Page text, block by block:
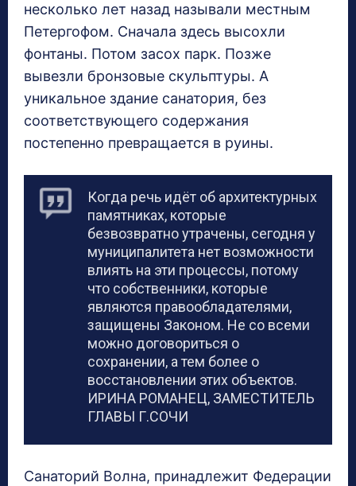
несколько лет назад называли местным
Петергофом. Сначала здесь высохли
фонтаны. Потом засох парк. Позже
вывезли бронзовые скульптуры. А
уникальное здание санатория, без
соответствующего содержания
постепенно превращается в руины.
Когда речь идёт об архитектурных
памятниках, которые
безвозвратно утрачены, сегодня у
муниципалитета нет возможности
влиять на эти процессы, потому
что собственники, которые
являются правообладателями,
защищены Законом. Не со всеми
можно договориться о
сохранении, а тем более о
восстановлении этих объектов.
ИРИНА РОМАНЕЦ, ЗАМЕСТИТЕЛЬ
ГЛАВЫ Г.СОЧИ
Санаторий Волна, принадлежит Федерации